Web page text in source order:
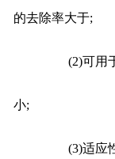
的去除率大于;
(2)可用于
小;
(3)适应性